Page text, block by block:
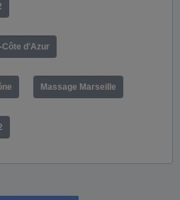
d'Azur
Massage Marseille